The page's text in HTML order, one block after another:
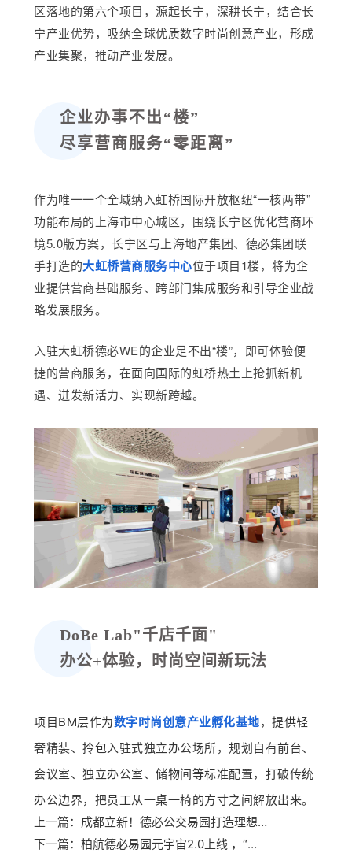
区落地的第六个项目，源起长宁，深耕长宁，结合长
宁产业优势，吸纳全球优质数字时尚创意产业，形成
产业集聚，推动产业发展。
企业办事不出“楼”
尽享营商服务“零距离”
作为唯一一个全域纳入虹桥国际开放枢纽“一核两带”
功能布局的上海市中心城区，围绕长宁区优化营商环
境5.0版方案，长宁区与上海地产集团、德必集团联
手打造的大虹桥营商服务中心位于项目1楼，将为企
业提供营商基础服务、跨部门集成服务和引导企业战
略发展服务。
入驻大虹桥德必WE的企业足不出“楼”，即可体验便
捷的营商服务，在面向国际的虹桥热土上抢抓新机
遇、迸发新活力、实现新跨越。
DoBe Lab"千店千面"
办公+体验，时尚空间新玩法
项目BM层作为数字时尚创意产业孵化基地，提供轻
奢精装、拎包入驻式独立办公场所，规划自有前台、
会议室、独立办公室、储物间等标准配置，打破传统
办公边界，把员工从一桌一椅的方寸之间解放出来。
上一篇：
成都立新！德必公交易园打造理想办公空间
下一篇：
柏航德必易园元宇宙2.0上线 ，“社群树”开启园区线上轻社交新空间